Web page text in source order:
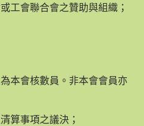
工會聯合會之贊助與組織；
本會核數員。非本會會員亦
算事項之議決；